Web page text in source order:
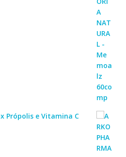
Própolis e Vitamina C